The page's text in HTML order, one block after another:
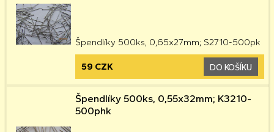
Špendlíky 500ks, 0,65x27mm; S2710-500pk
59 CZK DO KOŠÍKU
Špendlíky 500ks, 0,55x32mm; K3210-
500phk